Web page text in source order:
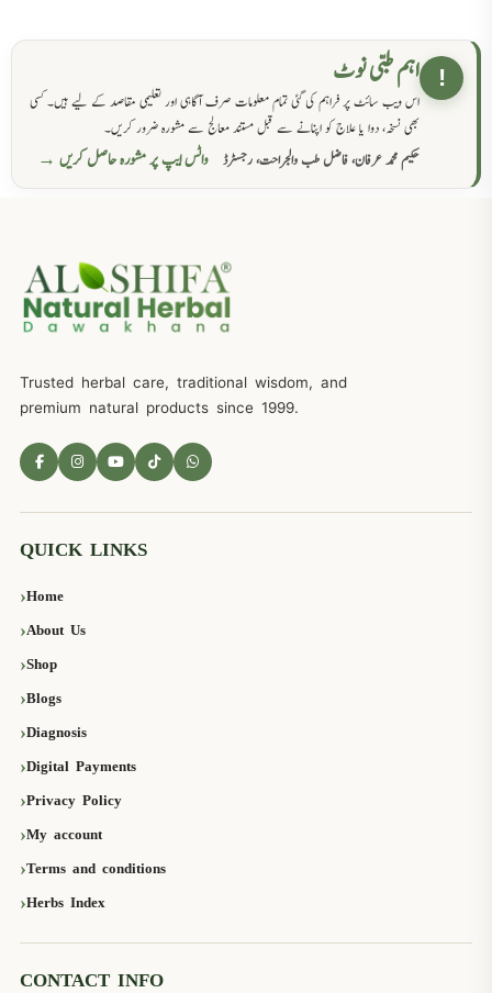
! اہم طبی نوٹ
اس ویب سائٹ پر فراہم کی گئی تمام معلومات صرف آگاہی اور تعلیمی مقاصد کے لیے ہیں۔ کسی
بھی نسخہ، دوا یا علاج کو اپنانے سے قبل مستند معالج سے مشورہ ضرور کریں۔
حکیم محمد عرفان، فاضل طب والجراحت، رجسٹرڈ
واٹس ایپ پر مشورہ حاصل کریں →
Trusted herbal care, traditional wisdom, and
premium natural products since 1999.
QUICK LINKS
Home
About Us
Shop
Blogs
Diagnosis
Digital Payments
Privacy Policy
My account
Terms and conditions
Herbs Index
CONTACT INFO